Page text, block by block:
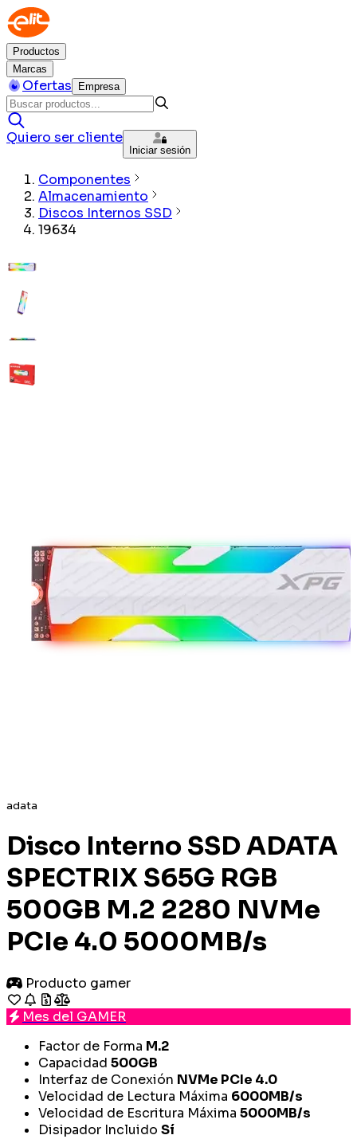
Productos
Marcas
Ofertas Empresa
Quiero ser cliente
Iniciar sesión
Componentes
Almacenamiento
Discos Internos SSD
19634
adata
Disco Interno SSD ADATA
SPECTRIX S65G RGB
500GB M.2 2280 NVMe
PCIe 4.0 5000MB/s
Producto gamer
Mes del GAMER
Factor de Forma M.2
Capacidad 500GB
Interfaz de Conexión NVMe PCIe 4.0
Velocidad de Lectura Máxima 6000MB/s
Velocidad de Escritura Máxima 5000MB/s
Disipador Incluido Sí